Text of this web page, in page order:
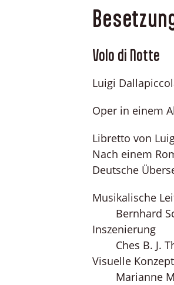
Volo di Notte
Luigi
Oper in einem
Libretto von
Nach einem
Deutsche
Musikalische
Bernhard
Inszenierung
Ches B. J.
Visuelle
Marianne